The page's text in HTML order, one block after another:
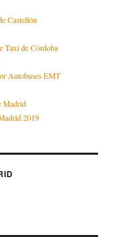
Castellón
Taxi de Córdoba
Autobuses EMT
Madrid
2019